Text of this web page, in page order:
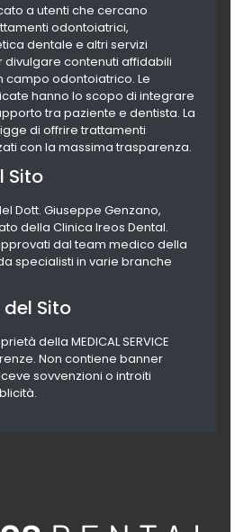
a utenti che cercano
odontoiatrici,
dentale e altri servizi
divulgare contenuti affidabili
campo odontoiatrico. Le
hanno lo scopo di integrare
tra paziente e dentista. La
di offrire trattamenti
con la massima trasparenza.
Sito
Dott. Giuseppe Genzano,
della Clinica Ireos Dental.
dal team medico della
specialisti in varie branche
Sito
della MEDICAL SERVICE
Non contiene banner
sovvenzioni o introiti